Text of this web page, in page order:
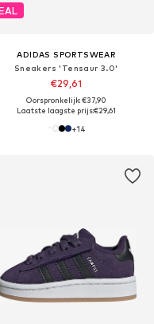
ADIDAS SPORTSWEAR
Sneakers 'Tensaur 3.0'
€29,61
Oorspronkelijk: €37,90
Laatste laagste prijs:€29,61
+14